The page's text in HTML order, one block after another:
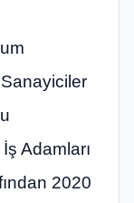
Adamları
2020